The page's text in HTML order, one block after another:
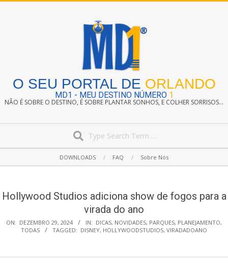
O SEU PORTAL DE ORLANDO
MD1 - MEU DESTINO NÚMERO 1
NÃO É SOBRE O DESTINO, É SOBRE PLANTAR SONHOS, E COLHER SORRISOS...
Navigation
DOWNLOADS FAQ Sobre Nós
Hollywood Studios adiciona show de fogos para a
virada do ano
ON: DEZEMBRO 29, 2024 IN: DICAS, NOVIDADES, PARQUES, PLANEJAMENTO,
TODAS
TAGGED: DISNEY, HOLLYWOODSTUDIOS, VIRADADOANO